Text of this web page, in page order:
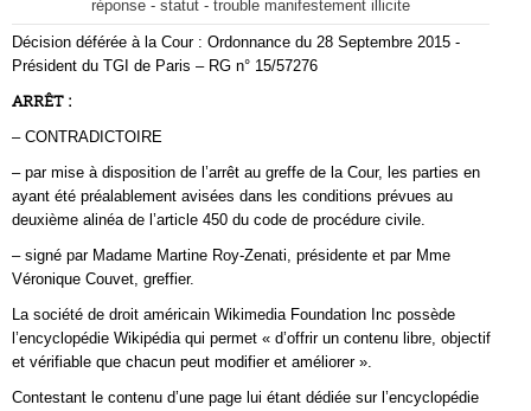
réponse - statut - trouble manifestement illicite
Décision déférée à la Cour : Ordonnance du 28 Septembre 2015 -
Président du TGI de Paris – RG n° 15/57276
ARRÊT :
– CONTRADICTOIRE
– par mise à disposition de l’arrêt au greffe de la Cour, les parties en
ayant été préalablement avisées dans les conditions prévues au
deuxième alinéa de l’article 450 du code de procédure civile.
– signé par Madame Martine Roy-Zenati, présidente et par Mme
Véronique Couvet, greffier.
La société de droit américain Wikimedia Foundation Inc possède
l’encyclopédie Wikipédia qui permet « d’offrir un contenu libre, objectif
et vérifiable que chacun peut modifier et améliorer ».
Contestant le contenu d’une page lui étant dédiée sur l’encyclopédie